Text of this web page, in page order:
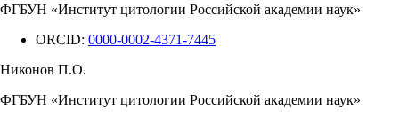
ФГБУН «Институт цитологии Российской академии наук»
ORCID: 0000-0002-4371-7445
Никонов П.О.
ФГБУН «Институт цитологии Российской академии наук»